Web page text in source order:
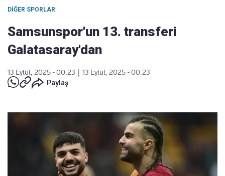
DIĞER SPORLAR
Samsunspor'un 13. transferi
Galatasaray'dan
13 Eylül, 2025 - 00:23
13 Eylül, 2025 - 00:23
Paylaş